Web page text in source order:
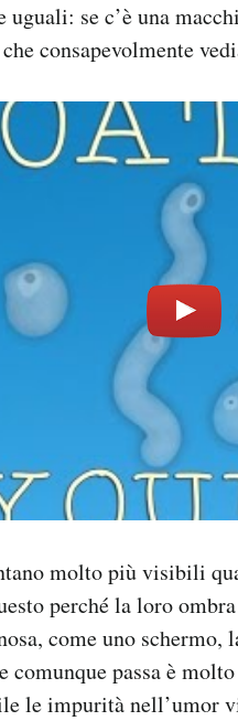
uguali: se c’è una
consapevolmente
molto più visibili
perché la loro
come uno
comunque passa è
le impurità nell’umor